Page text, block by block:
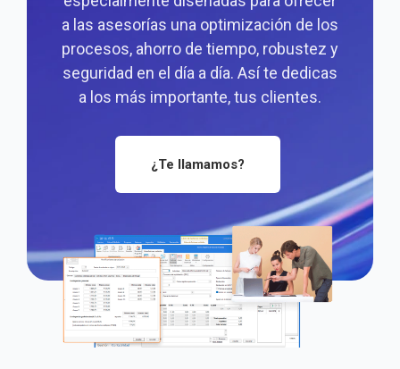
a las asesorías una optimización de los
procesos, ahorro de tiempo, robustez y
seguridad en el día a día. Así te dedicas
a los más importante, tus clientes.
¿Te llamamos?